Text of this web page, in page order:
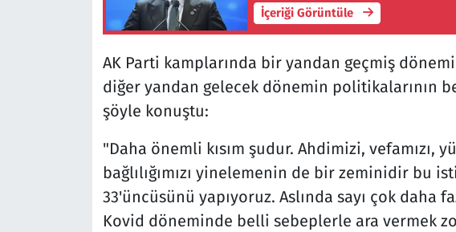
İçeriği Görüntüle
AK Parti kamplarında bir yandan geçmiş
diğer yandan gelecek dönemin politikalarının
şöyle konuştu:
"Daha önemli kısım şudur. Ahdimizi, vefamızı,
bağlılığımızı yinelemenin de bir zeminidir bu
33'üncüsünü yapıyoruz. Aslında sayı çok daha
Kovid döneminde belli sebeplerle ara vermek